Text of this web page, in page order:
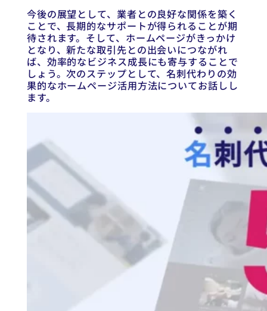
今後の展望として、業者との良好な関係を築く
ことで、長期的なサポートが得られることが期
待されます。そして、ホームページがきっかけ
となり、新たな取引先との出会いにつながれ
ば、効率的なビジネス成長にも寄与することで
しょう。次のステップとして、名刺代わりの効
果的なホームページ活用方法についてお話しし
ます。